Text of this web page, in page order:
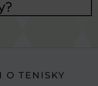
O TENISKY